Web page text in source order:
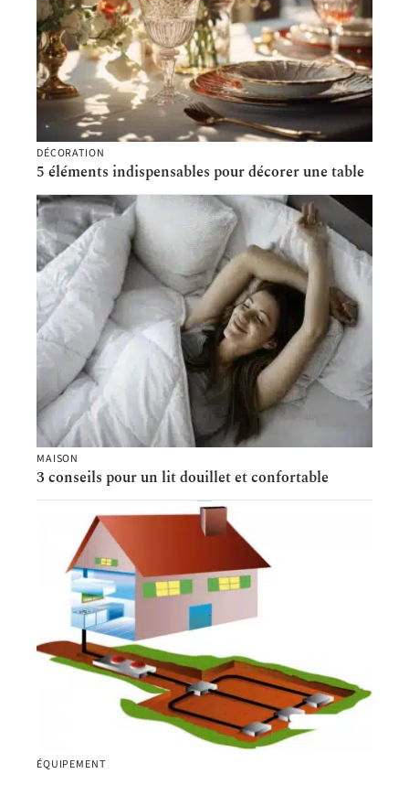
DÉCORATION
5 éléments indispensables pour décorer une table
MAISON
3 conseils pour un lit douillet et confortable
ÉQUIPEMENT